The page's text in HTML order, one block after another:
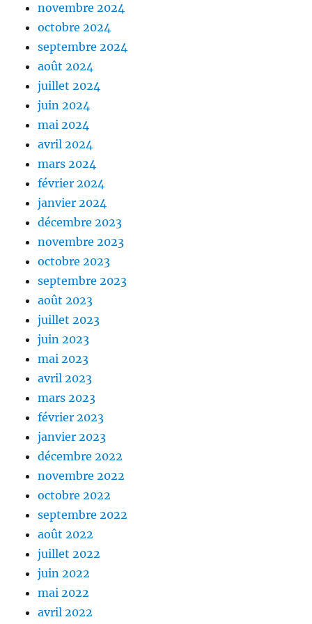
novembre 2024
octobre 2024
septembre 2024
août 2024
juillet 2024
juin 2024
mai 2024
avril 2024
mars 2024
février 2024
janvier 2024
décembre 2023
novembre 2023
octobre 2023
septembre 2023
août 2023
juillet 2023
juin 2023
mai 2023
avril 2023
mars 2023
février 2023
janvier 2023
décembre 2022
novembre 2022
octobre 2022
septembre 2022
août 2022
juillet 2022
juin 2022
mai 2022
avril 2022